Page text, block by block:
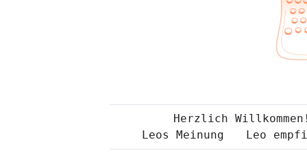
Herzlich
Leos Meinung
Leo